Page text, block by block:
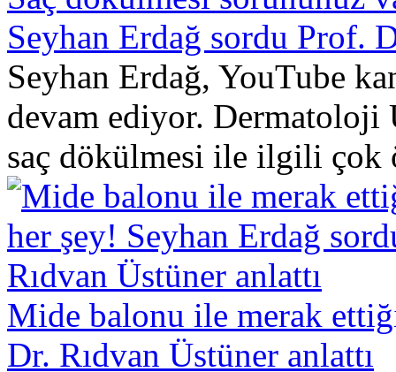
Seyhan Erdağ sordu Prof.
Seyhan Erdağ, YouTube
devam ediyor. Dermatoloji
saç dökülmesi ile ilgili çok
Mide balonu ile merak
Dr. Rıdvan Üstüner anlattı